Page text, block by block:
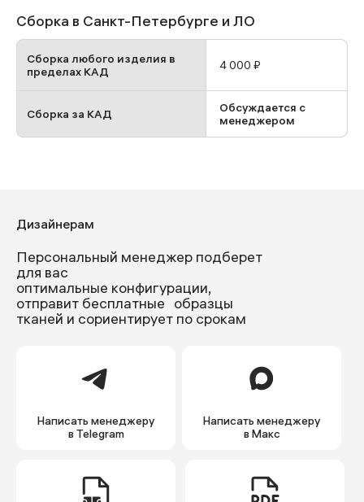
Сборка в Санкт-Петербурге и ЛО
Сборка любого изделия в
пределах КАД
4 000 ₽
Сборка за КАД
Обсуждается с
менеджером
Дизайнерам
Персональный менеджер подберет
для вас
оптимальные конфигурации,
отправит бесплатные образцы
тканей и сориентирует по срокам
Написать менеджеру
в Telegram
Написать менеджеру
в Макс